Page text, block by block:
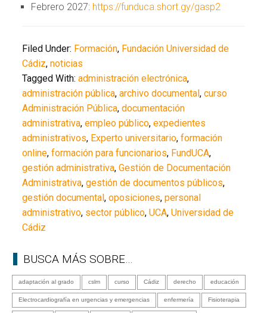
Febrero 2027: https://funduca.short.gy/gasp2
Filed Under: Formación, Fundación Universidad de
Cádiz,noticias
Tagged With:administración electrónica,
administración pública,archivo documental,curso
Administración Pública,documentación
administrativa,empleo público,expedientes
administrativos, Experto universitario,formación
online,formación para funcionarios, FundUCA,
gestión administrativa,Gestión de Documentación
Administrativa,gestión de documentos públicos,
gestión documental,oposiciones,personal
administrativo, sector público,UCA,Universidad de
Cádiz
BUSCA MÁS SOBRE…
adaptación al grado cslm curso Cádiz derecho educación
Electrocardiografía en urgencias y emergencias enfermería Fisioterapia